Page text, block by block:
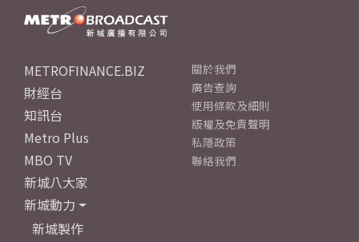
METROFINANCE.BIZ
財經台
知訊台
Metro Plus
MBO TV
新城八大家
新城動力
新城製作
關於我們
廣告查詢
使用條款及細則
版權及免責聲明
私隱政策
聯絡我們